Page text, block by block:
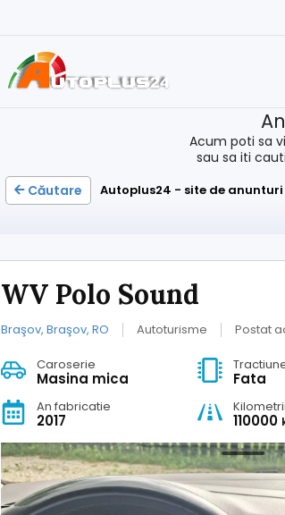
Acum poti sa
sau sa iti
Căutare
Autoplus24 - site de
WV Polo Sound
Braşov, Braşov, RO Autoturisme Postat
Caroserie
Masina mica Fata
An fabricatie
2017
Kilometrii
110000